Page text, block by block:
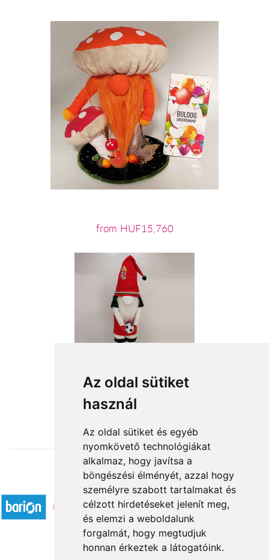
Az oldal sütiket
használ
Az oldal sütiket és egyéb
nyomkövető technológiákat
alkalmaz, hogy javítsa a
böngészési élményét, azzal hogy
személyre szabott tartalmakat és
célzott hirdetéseket jelenít meg,
és elemzi a weboldalunk
forgalmát, hogy megtudjuk
honnan érkeztek a látogatóink.
from HUF15,760
from HUF18,560
Accepted payment methods